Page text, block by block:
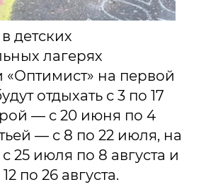
детских
лагерях
«Оптимист» на первой
отдыхать с 3 по 17
— с 20 июня по 4
— с 8 по 22 июля, на
25 июля по 8 августа и
по 26 августа.